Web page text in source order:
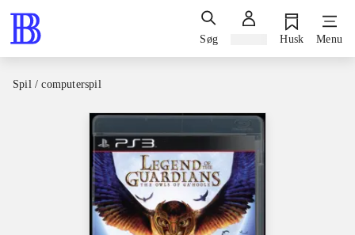
Søg Husk Menu
Spil / computerspil